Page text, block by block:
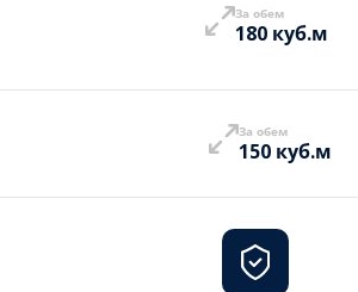
За обем
180 куб.м
За обем
150 куб.м